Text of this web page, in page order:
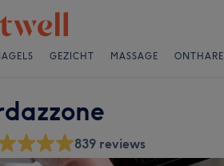
GEZICHT MASSAGE
839 reviews